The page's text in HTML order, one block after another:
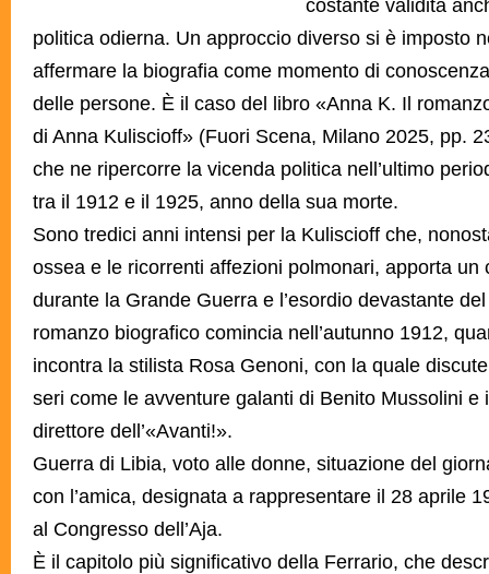
costante validità
politica odierna. Un approccio diverso si è imposto
affermare la biografia come momento di
delle persone. È il caso del libro «Anna K. Il
di Anna Kuliscioff» (Fuori Scena, Milano 2025, pp.
che ne ripercorre la vicenda politica nell’ultimo
tra il 1912 e il 1925, anno della sua morte.
Sono tredici anni intensi per la Kuliscioff che,
ossea e le ricorrenti affezioni polmonari, apporta un
durante la Grande Guerra e l’esordio devastante
romanzo biografico comincia nell’autunno 1912,
incontra la stilista Rosa Genoni, con la quale
seri come le avventure galanti di Benito Mussolini e
direttore dell’«Avanti!».
Guerra di Libia, voto alle donne, situazione del
con l’amica, designata a rappresentare il 28 aprile
al Congresso dell’Aja.
È il capitolo più significativo della Ferrario, che